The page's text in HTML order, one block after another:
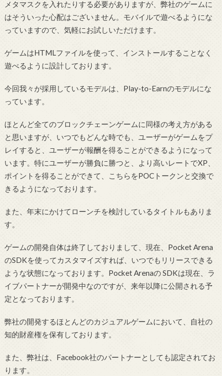
メタマスクを入れたりする必要がありますが、弊社のゲームに
はそういった心配はございません。モバイルで遊べるようにな
っていますので、気軽にお試しいただけます。
ゲームはHTMLファイルを使って、インストールすることなく
遊べるように設計しております。
今回我々が採用しているモデルは、Play-to-Earnのモデルにな
っています。
ほとんど全てのブロックチェーンゲームに同様の考え方がある
と思いますが、いつでもどんな時でも、ユーザーがゲームをプ
レイすると、ユーザーが報酬を得ることができるようになって
います。特にユーザーが勝負に勝つと、より高いレートでXP、
ポイントを得ることができて、こちらをPOCトークンと交換で
きるようになっております。
また、年末にかけてローンチを検討しているタイトルもありま
す。
ゲームの開発自体は終了しておりまして、現在、Pocket Arena
のSDKを使ってカスタマイズすれば、いつでもリリースできる
ような状態になっております。Pocket Arenaの SDKは現在、ラ
イブパートナーが開発中なのですが、来年以降に公開される予
定となっております。
弊社の開発するほとんどのカジュアルゲームにおいて、自社の
知的財産権を保有しております。
また、弊社は、Facebook社のパートナーとしても認定されてお
ります。